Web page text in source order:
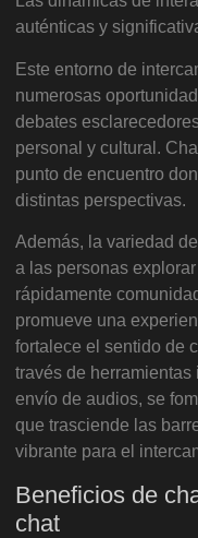
auténticas y
Este entorno de
numerosas
debates
personal y cultural.
punto de encuentro
distintas perspectivas.
Además, la variedad
a las personas
rápidamente
promueve una
fortalece el sentido de
través de herramientas
envío de audios, se
que trasciende las
vibrante para el
Beneficios de
chat